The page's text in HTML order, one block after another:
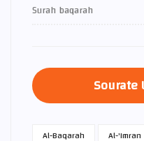
Surah baqarah
Sourate
Al-Baqarah Al-'Imran